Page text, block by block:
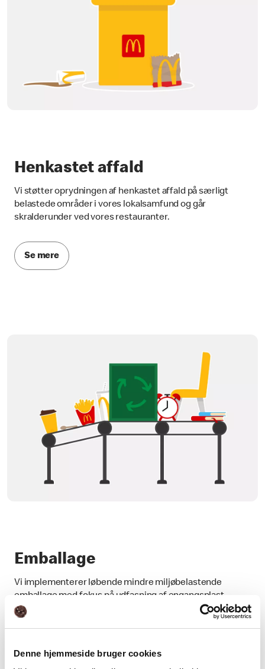
Denne hjemmeside bruger cookies
Henkastet affald
Vi støtter oprydningen af henkastet affald på særligt
belastede områder i vores lokalsamfund og går
skralderunder ved vores restauranter.
Se mere
Emballage
Vi implementerer løbende mindre miljøbelastende
emballage med fokus på udfasning af engangsplast.